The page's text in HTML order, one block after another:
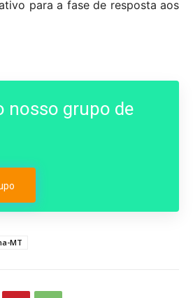
para a fase de resposta aos
nosso grupo de
MT